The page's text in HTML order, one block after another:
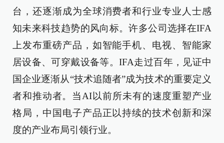
台，还逐渐成为全球消费者和行业专业人士感
知未来科技趋势的风向标。许多公司选择在IFA
上发布重磅产品，如智能手机、电视、智能家
居设备、可穿戴设备等。IFA走过百年，见证中
国企业逐渐从“技术追随者”成为技术的重要定义
者和推动者。当AI以前所未有的速度重塑产业
格局，中国电子产品正以持续的技术创新和深
度的产业布局引领行业。